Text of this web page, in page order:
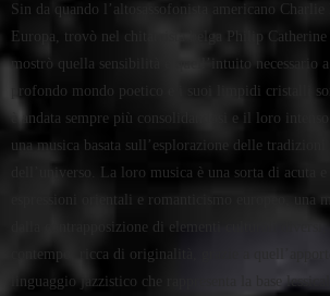
Sin da quando l’altosassofonista americano
Europa, trovò nel chitarrista belga Philip
mostrò quella sensibilità e quell’intuito necessario
profondo mondo poetico e i suoi limpidi cristalli
è andata sempre più consolidandosi e il loro
una musica basata sull’esplorazione delle
dell’universo. La loro musica è una sorta di acuta
espressioni orientali e romanticismo europeo, una
dalla contrapposizione di elementi culturali diversi,
contempo, ricca di originalità, grazie a
linguaggio jazzistico che rappresenta la base